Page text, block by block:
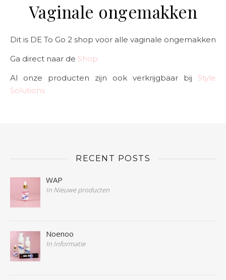
Vaginale ongemakken
Dit is DE To Go 2 shop voor alle vaginale ongemakken
Ga direct naar de Shop
Al onze producten zijn ook verkrijgbaar bij Style
Solutions
RECENT POSTS
WAP
In Nieuwe producten
Noenoo
In Informatie